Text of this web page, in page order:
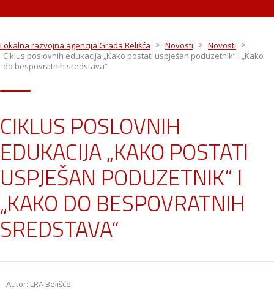
Lokalna razvojna agencija Grada Belišća > Novosti > Novosti >
Ciklus poslovnih edukacija „Kako postati uspješan poduzetnik“ i „Kako
do bespovratnih sredstava“
CIKLUS POSLOVNIH
EDUKACIJA „KAKO POSTATI
USPJEŠAN PODUZETNIK“ I
„KAKO DO BESPOVRATNIH
SREDSTAVA“
Autor: LRA Belišće